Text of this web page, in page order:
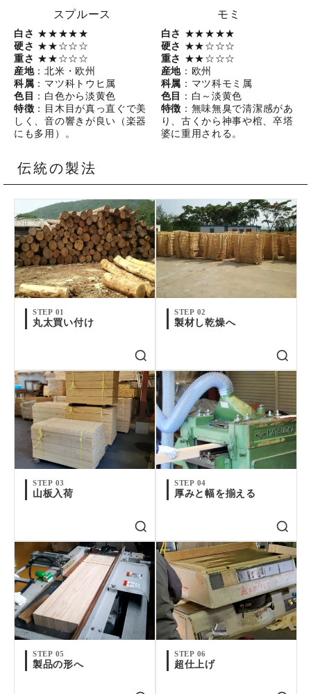
スプルース
白さ ★★★★★
硬さ ★★☆☆☆
重さ ★★☆☆☆
産地：北米・欧州
科属 ：マツ科トウヒ属
色目 ：白色から淡黄色
特徴 ：目木目が真っ直ぐで美
しく、音の響きが良い（楽器
にも多用）。
モミ
白さ ★★★★★
硬さ ★★☆☆☆
重さ ★★☆☆☆
産地：欧州
科属 ：マツ科モミ属
色目
：白～淡黄色
特徴 ：無味無臭で清潔感があ
り、古くから神事や棺、卒塔
婆に重用される。
伝統の製法
STEP 01
丸太買い付け
STEP 02
製材し乾燥へ
STEP 03
山板入荷
STEP 04
厚みと幅を揃える
STEP 05
製品の形へ
STEP 06
超仕上げ